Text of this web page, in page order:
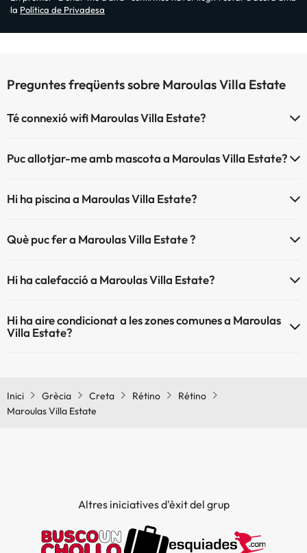
la Política de Privadesa
Preguntes freqüents sobre Maroulas Villa Estate
Té connexió wifi Maroulas Villa Estate?
Puc allotjar-me amb mascota a Maroulas Villa Estate?
Hi ha piscina a Maroulas Villa Estate?
pagament) Aquí tens més info sobre la piscina i altres instal·lacions.
Què puc fer a Maroulas Villa Estate ?
poden ser de pagament).
Hi ha calefacció a Maroulas Villa Estate?
Hi ha aire condicionat a les zones comunes a Maroulas
Villa Estate?
Inici Grècia Creta Rétino
Rétino
Maroulas Villa Estate
Altres iniciatives d'èxit del grup